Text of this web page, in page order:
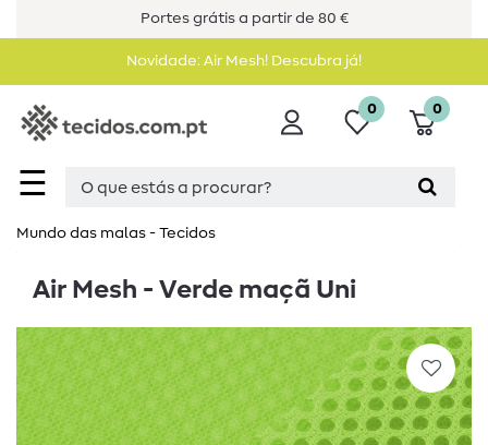
Portes grátis a partir de 80 €
Novidade: Air Mesh! Descubra já!
☰
0 0
Mundo das malas - Tecidos
Air Mesh - Verde maçã Uni